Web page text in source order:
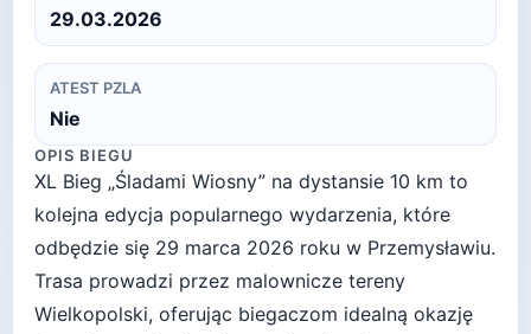
29.03.2026
ATEST PZLA
Nie
OPIS BIEGU
XL Bieg „Śladami Wiosny” na dystansie 10 km to
kolejna edycja popularnego wydarzenia, które
odbędzie się 29 marca 2026 roku w Przemysławiu.
Trasa prowadzi przez malownicze tereny
Wielkopolski, oferując biegaczom idealną okazję